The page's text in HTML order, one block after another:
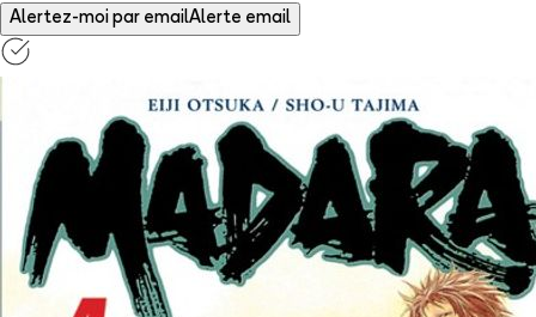
Alertez-moi par emailAlerte email